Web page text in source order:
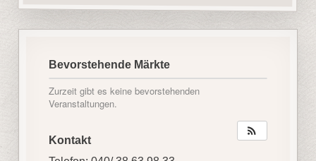
Bevorstehende Märkte
Zurzeit gibt es keine bevorstehenden
Veranstaltungen.
Kontakt